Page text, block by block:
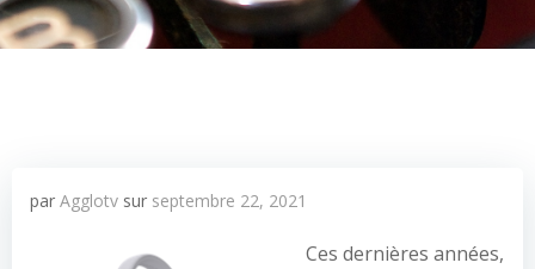
par Agglotv sur septembre 22, 2021
Ces dernières années,